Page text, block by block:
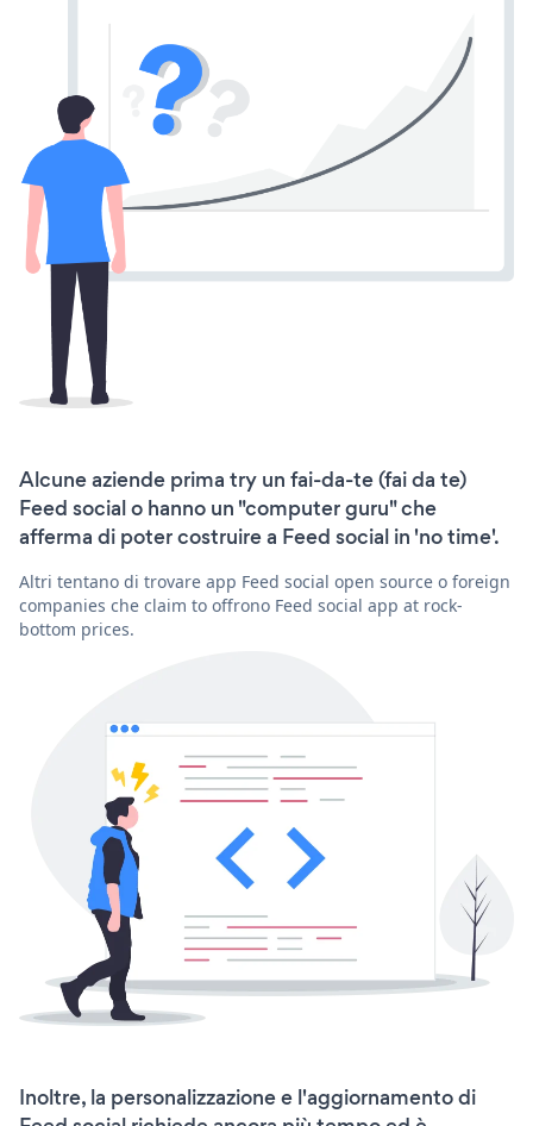
Alcune aziende prima try un fai-da-te (fai da te)
Feed social o hanno un "computer guru" che
afferma di poter costruire a Feed social in 'no time'.
Altri tentano di trovare app Feed social open source o foreign
companies che claim to offrono Feed social app at rock-
bottom prices.
Inoltre, la personalizzazione e l'aggiornamento di